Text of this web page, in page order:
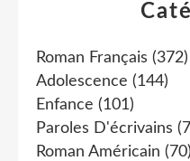
Roman Français (372)
Adolescence (144)
Enfance (101)
Paroles D'écrivains
Roman Américain (70)